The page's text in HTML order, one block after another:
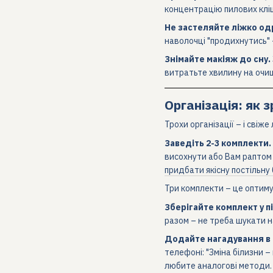
концентрацію пилових
Не застеляйте ліжко
наволочці "продихнутись"
Знімайте макіяж до сну.
витратьте хвилину на
Організація: як
Трохи організації – і
Заведіть 2-3 комплекти.
висохнути або Вам раптом
придбати якісну постільну
Три комплекти – це
Зберігайте комплект у
разом – не треба шукати
Додайте нагадування
телефоні: "Зміна білизни
любите аналогові